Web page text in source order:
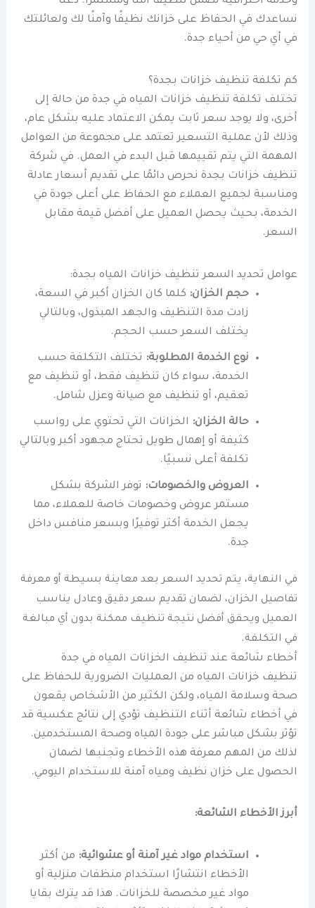
نساعدك في الحفاظ على خزانك نظيفًا وآمنًا لك ولعائلتك
في أي حي من أحياء جدة.
كم تكلفة تنظيف خزانات بجدة؟
تختلف تكلفة تنظيف خزانات المياه في جدة من حالة إلى
أخرى، ولا يوجد سعر ثابت يمكن الاعتماد عليه بشكل عام،
وذلك لأن عملية التسعير تعتمد على مجموعة من العوامل
المهمة التي يتم تقييمها قبل البدء في العمل. في شركة
تنظيف خزانات بجدة نحرص دائمًا على تقديم أسعار عادلة
ومناسبة لجميع العملاء مع الحفاظ على أعلى جودة في
الخدمة، بحيث يحصل العميل على أفضل قيمة مقابل
السعر.
عوامل تحديد السعر تنظيف خزانات المياه بجدة:
حجم الخزان: كلما كان الخزان أكبر في السعة،
زادت مدة التنظيف والجهد المبذول، وبالتالي
يختلف السعر حسب الحجم.
نوع الخدمة المطلوبة: تختلف التكلفة حسب
الخدمة، سواء كان تنظيف فقط، أو تنظيف مع
تعقيم، أو تنظيف مع صيانة وعزل شامل.
حالة الخزان: الخزانات التي تحتوي على رواسب
كثيفة أو إهمال طويل تحتاج مجهود أكبر وبالتالي
تكلفة أعلى نسبيًا.
العروض والخصومات: توفر الشركة بشكل
مستمر عروض وخصومات خاصة للعملاء، مما
يجعل الخدمة أكثر توفيرًا وبسعر منافس داخل
جدة.
في النهاية، يتم تحديد السعر بعد معاينة بسيطة أو معرفة
تفاصيل الخزان، لضمان تقديم سعر دقيق وعادل يناسب
العميل ويحقق أفضل نتيجة تنظيف ممكنة بدون أي مبالغة
في التكلفة.
أخطاء شائعة عند تنظيف الخزانات المياه في جدة
تنظيف خزانات المياه من العمليات الضرورية للحفاظ على
صحة وسلامة المياه، ولكن الكثير من الأشخاص يقعون
في أخطاء شائعة أثناء التنظيف تؤدي إلى نتائج عكسية قد
تؤثر بشكل مباشر على جودة المياه وصحة المستخدمين.
لذلك من المهم معرفة هذه الأخطاء وتجنبها لضمان
الحصول على خزان نظيف ومياه آمنة للاستخدام اليومي.
أبرز الأخطاء الشائعة:
استخدام مواد غير آمنة أو عشوائية: من أكثر
الأخطاء انتشارًا استخدام منظفات منزلية أو
مواد غير مخصصة للخزانات. هذا قد يترك بقايا